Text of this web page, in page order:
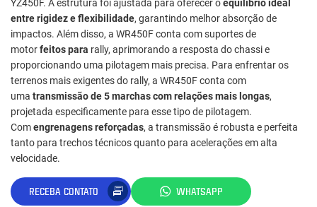
YZ450F. A estrutura foi ajustada para oferecer oequilíbrio ideal
entre rigidez e flexibilidade, garantindo melhor absorção de
impactos. Além disso, a WR450F conta com suportes de
motorfeitos para rally, aprimorando a resposta do chassi e
proporcionando uma pilotagem mais precisa. Para enfrentar os
terrenos mais exigentes do rally, a WR450F conta com
uma transmissão de 5 marchas com relações mais longas,
projetada especificamente para esse tipo de pilotagem.
Comengrenagens reforçadas, a transmissão é robusta e perfeita
tanto para trechos técnicos quanto para acelerações em alta
velocidade.
RECEBA CONTATO WHATSAPP